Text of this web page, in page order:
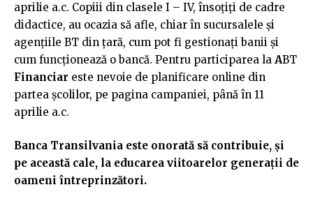
aprilie a.c. Copiii din clasele I – IV, însoțiți de cadre
didactice, au ocazia să afle, chiar în sucursalele şi
agențiile BT din țară, cum pot fi gestionați banii şi
cum funcționează o bancă. Pentru participarea la ABT
Financiar este nevoie de planificare online din
partea şcolilor, pe pagina campaniei, până în 11
aprilie a.c.
Banca Transilvania este onorată să contribuie, şi
pe această cale, la educarea viitoarelor generații de
oameni întreprinzători.